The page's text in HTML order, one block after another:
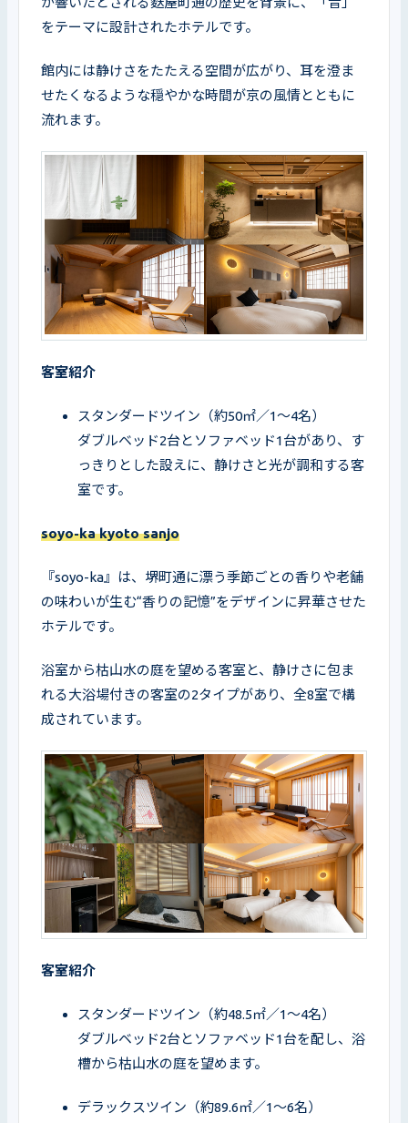
をテーマに設計されたホテルです。
館内には静けさをたたえる空間が広がり、耳を澄ま
せたくなるような穏やかな時間が京の風情とともに
流れます。
客室紹介
スタンダードツイン（約50㎡／1〜4名）
ダブルベッド2台とソファベッド1台があり、す
っきりとした設えに、静けさと光が調和する客
室です。
soyo-ka kyoto sanjo
『soyo-ka』は、堺町通に漂う季節ごとの香りや老舗
の味わいが生む“香りの記憶”をデザインに昇華させた
ホテルです。
浴室から枯山水の庭を望める客室と、静けさに包ま
れる大浴場付きの客室の2タイプがあり、全8室で構
成されています。
客室紹介
スタンダードツイン（約48.5㎡／1〜4名）
ダブルベッド2台とソファベッド1台を配し、浴
槽から枯山水の庭を望めます。
デラックスツイン（約89.6㎡／1〜6名）